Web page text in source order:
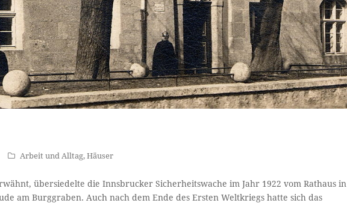
Arbeit und Alltag,Häuser
übersiedelte die Innsbrucker Sicherheitswache im Jahr 1922 vom Rathaus in
am Burggraben. Auch nach dem Ende des Ersten Weltkriegs hatte sich das